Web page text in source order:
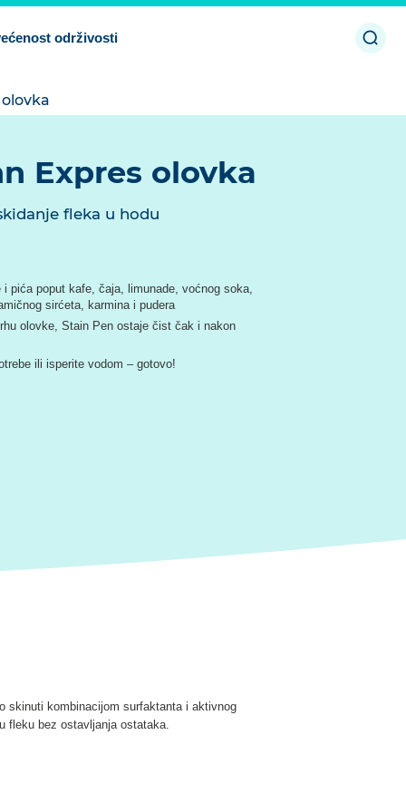
održivosti
Expres olovka
fleka u hodu
pića poput kafe, čaja, limunade, voćnog soka,
sirćeta, karmina i pudera
olovke, Stain Pen ostaje čist čak i nakon
ili isperite vodom – gotovo!
skinuti kombinacijom surfaktanta i aktivnog
fleku bez ostavljanja ostataka.